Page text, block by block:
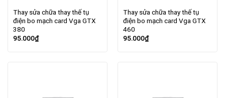
Thay sửa chữa thay thế tụ
điện bo mạch card Vga GTX
380
95.000₫
Thay sửa chữa thay thế tụ
điện bo mạch card Vga GTX
460
95.000₫